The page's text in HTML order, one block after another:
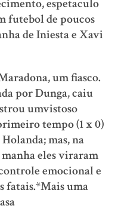
espetaculo
futebol de poucos
de Iniesta e Xavi
um fiasco.
por Dunga, caiu
umvistoso
tempo (1 x 0)
mas, na
manha eles viraram
emocional e
fatais.*Mais uma